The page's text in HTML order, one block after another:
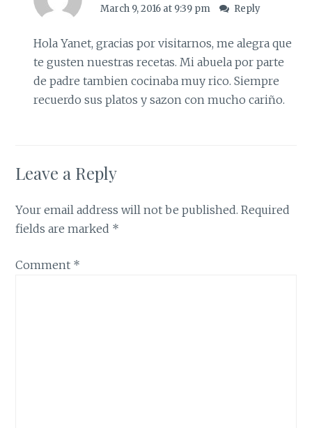
March 9, 2016 at 9:39 pm Reply
Hola Yanet, gracias por visitarnos, me alegra que
te gusten nuestras recetas. Mi abuela por parte
de padre tambien cocinaba muy rico. Siempre
recuerdo sus platos y sazon con mucho cariño.
Leave a Reply
Your email address will not be published. Required
fields are marked *
Comment *